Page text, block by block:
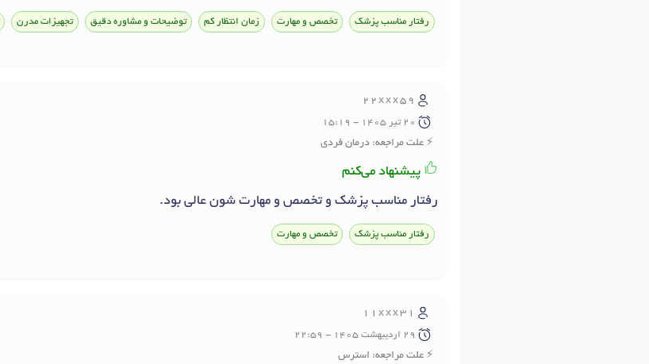
رفتار مناسب پزشک تخصص و مهارت زمان انتظار کم توضیحات و مشاوره دقیق تجهیزات مدرن
22xxx59
20 تير 1405 - 15:19
علت مراجعه: درمان فردی
پیشنهاد می‌کنم
رفتار مناسب پزشک و تخصص و مهارت شون عالی بود.
رفتار مناسب پزشک تخصص و مهارت
11xxx31
29 ارديبهشت 1405 - 22:59
علت مراجعه: استرس